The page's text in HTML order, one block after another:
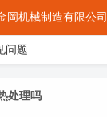
岡机械制造有限公司
问题
处理吗